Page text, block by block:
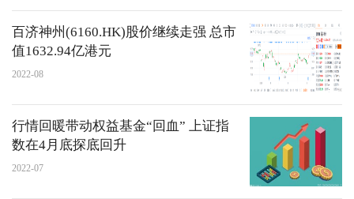
百济神州(6160.HK)股价继续走强 总市
值1632.94亿港元
2022-08
行情回暖带动权益基金“回血” 上证指
数在4月底探底回升
2022-07